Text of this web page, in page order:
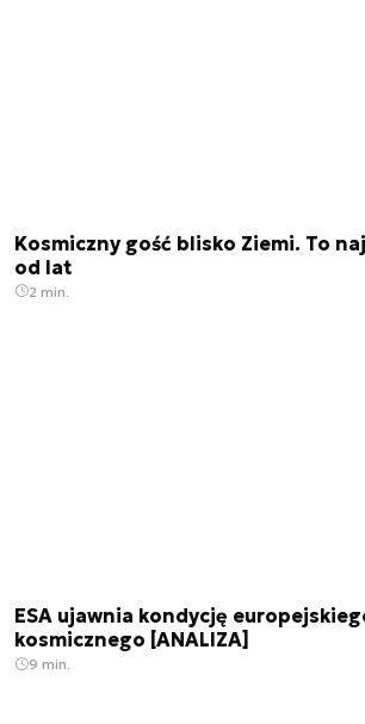
Kosmiczny gość blisko Ziemi. To
od lat
2 min.
ESA ujawnia kondycję
kosmicznego [ANALIZA]
9 min.